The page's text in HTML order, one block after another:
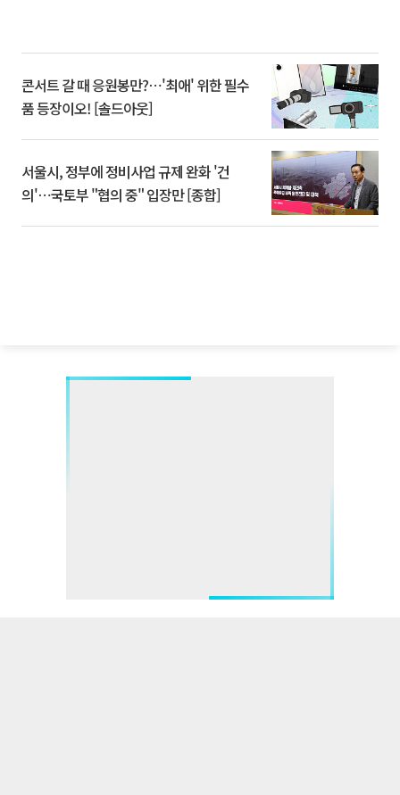
콘서트 갈 때 응원봉만?⋯'최애' 위한 필수
품 등장이오! [솔드아웃]
서울시, 정부에 정비사업 규제 완화 '건
의'⋯국토부 "협의 중" 입장만 [종합]